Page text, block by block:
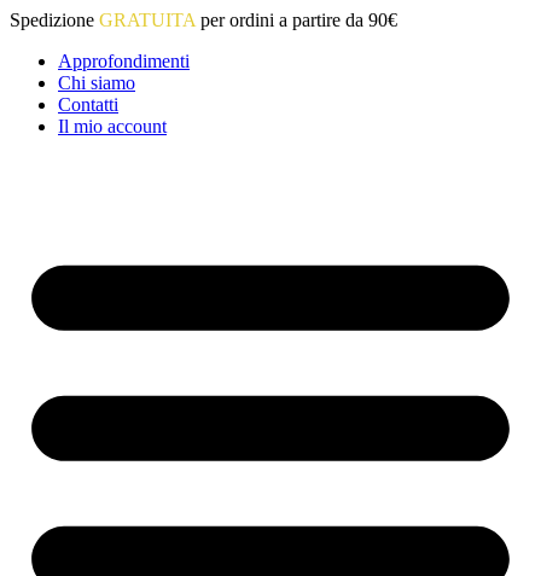
Vai
contenuto
Spedizione GRATUITA per ordini a partire da 90€
Approfondimenti
Chi siamo
Contatti
Il mio account